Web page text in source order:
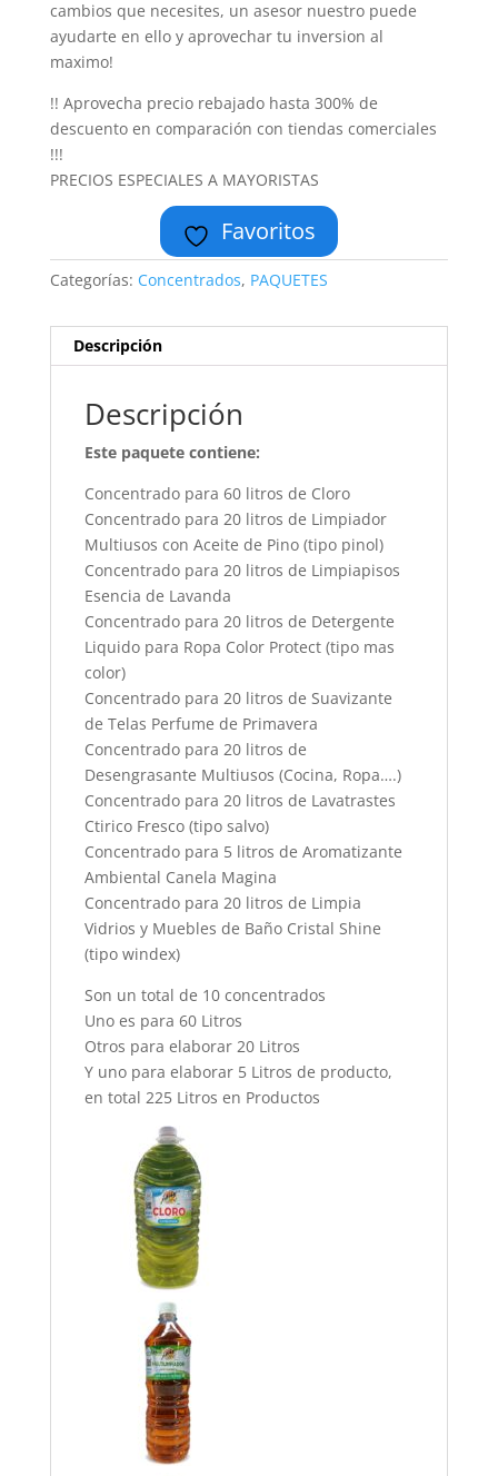
cambios que necesites, un asesor nuestro puede
ayudarte en ello y aprovechar tu inversion al
maximo!
!! Aprovecha precio rebajado hasta 300% de
descuento en comparación con tiendas comerciales
!!!
PRECIOS ESPECIALES A MAYORISTAS
Favoritos
Categorías: Concentrados, PAQUETES
Descripción
Descripción
Este paquete contiene:
Concentrado para 60 litros de Cloro
Concentrado para 20 litros de Limpiador
Multiusos con Aceite de Pino (tipo pinol)
Concentrado para 20 litros de Limpiapisos
Esencia de Lavanda
Concentrado para 20 litros de Detergente
Liquido para Ropa Color Protect (tipo mas
color)
Concentrado para 20 litros de Suavizante
de Telas Perfume de Primavera
Concentrado para 20 litros de
Desengrasante Multiusos (Cocina, Ropa….)
Concentrado para 20 litros de Lavatrastes
Ctirico Fresco (tipo salvo)
Concentrado para 5 litros de Aromatizante
Ambiental Canela Magina
Concentrado para 20 litros de Limpia
Vidrios y Muebles de Baño Cristal Shine
(tipo windex)
Son un total de 10 concentrados
Uno es para 60 Litros
Otros para elaborar 20 Litros
Y uno para elaborar 5 Litros de producto,
en total 225 Litros en Productos